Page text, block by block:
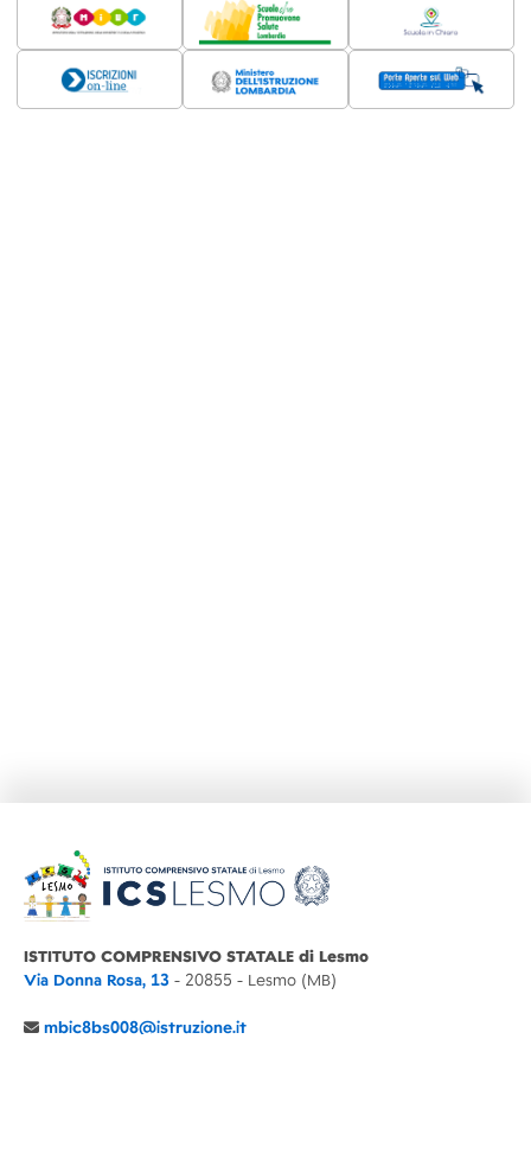
ISTITUTO COMPRENSIVO STATALE di Lesmo
Via Donna Rosa, 13 - 20855 - Lesmo (MB)
mbic8bs008@istruzione.it